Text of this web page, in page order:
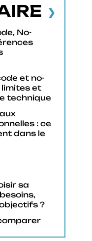
No-
et no-
et
technique
: ce
dans le
sa
?